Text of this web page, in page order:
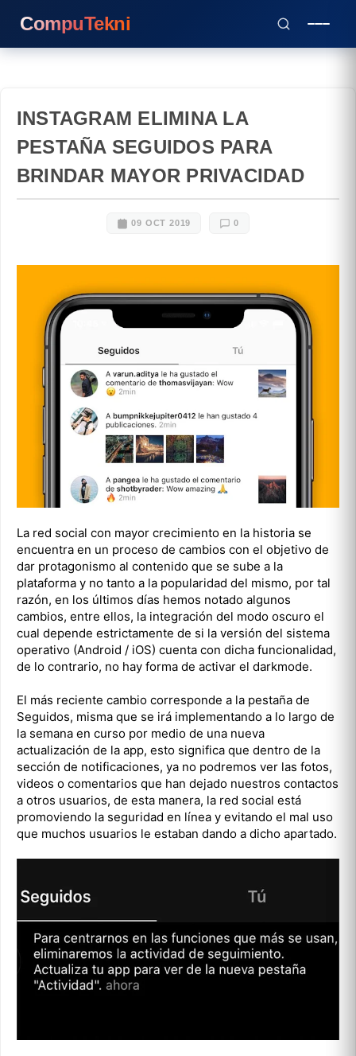
CompuTekni
INSTAGRAM ELIMINA LA
PESTAÑA SEGUIDOS PARA
BRINDAR MAYOR PRIVACIDAD
09 OCT 2019 0
La red social con mayor crecimiento en la historia se
encuentra en un proceso de cambios con el objetivo de
dar protagonismo al contenido que se sube a la
plataforma y no tanto a la popularidad del mismo, por tal
razón, en los últimos días hemos notado algunos
cambios, entre ellos, la integración del modo oscuro el
cual depende estrictamente de si la versión del sistema
operativo (Android / iOS) cuenta con dicha funcionalidad,
de lo contrario, no hay forma de activar el darkmode.
El más reciente cambio corresponde a la pestaña de
Seguidos, misma que se irá implementando a lo largo de
la semana en curso por medio de una nueva
actualización de la app, esto significa que dentro de la
sección de notificaciones, ya no podremos ver las fotos,
videos o comentarios que han dejado nuestros contactos
a otros usuarios, de esta manera, la red social está
promoviendo la seguridad en línea y evitando el mal uso
que muchos usuarios le estaban dando a dicho apartado.